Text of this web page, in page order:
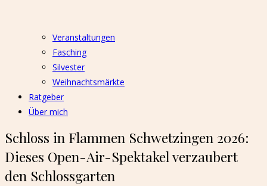
Veranstaltungen
Fasching
Silvester
Weihnachtsmärkte
Ratgeber
Über mich
Schloss in Flammen Schwetzingen 2026:
Dieses Open-Air-Spektakel verzaubert
den Schlossgarten